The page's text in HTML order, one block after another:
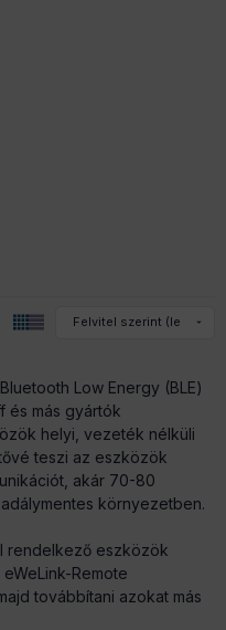
Low Energy (BLE)
és más gyártók
helyi, vezeték nélküli
teszi az eszközök
akár 70-80
környezetben.
rendelkező eszközök
Remote
továbbítani azokat más
szerepet töltenek